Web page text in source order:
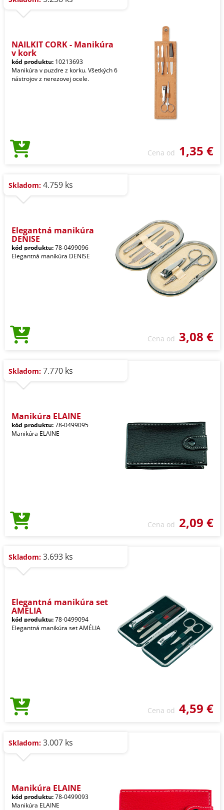
NAILKIT CORK - Manikúra
v kork
kód produktu: 10213693
Manikúra v puzdre z korku. Všetkých 6
nástrojov z nerezovej ocele.
Cena od 1,35 €
Skladom: 4.759 ks
Elegantná manikúra
DENISE
kód produktu:78-0499096
Elegantná manikúra DENISE
Cena od 3,08 €
Skladom: 7.770 ks
Manikúra ELAINE
kód produktu:78-0499095
Manikúra ELAINE
Cena od 2,09 €
Skladom: 3.693 ks
Elegantná manikúra set
AMÉLIA
kód produktu:78-0499094
Elegantná manikúra set AMÉLIA
Cena od 4,59 €
Skladom: 3.007 ks
Manikúra ELAINE
kód produktu:78-0499093
Manikúra ELAINE